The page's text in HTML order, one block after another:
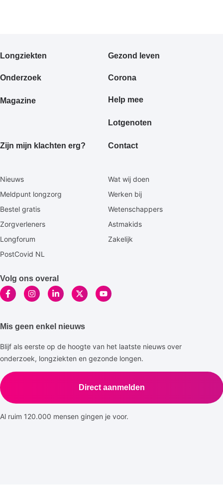
Primair
Longziekten Gezond leven
Onderzoek Corona
Magazine Help mee
Lotgenoten
Zijn mijn klachten erg? Contact
Secundaire
Nieuws
Wat wij doen
Meldpunt longzorg
Werken bij
Bestel gratis
Wetenschappers
Zorgverleners
Astmakids
Longforum
Zakelijk
PostCovid NL
Volg ons overal
Mis geen enkel nieuws
Blijf als eerste op de hoogte van het laatste nieuws over
onderzoek, longziekten en gezonde longen.
Direct aanmelden
Al ruim 120.000 mensen gingen je voor.